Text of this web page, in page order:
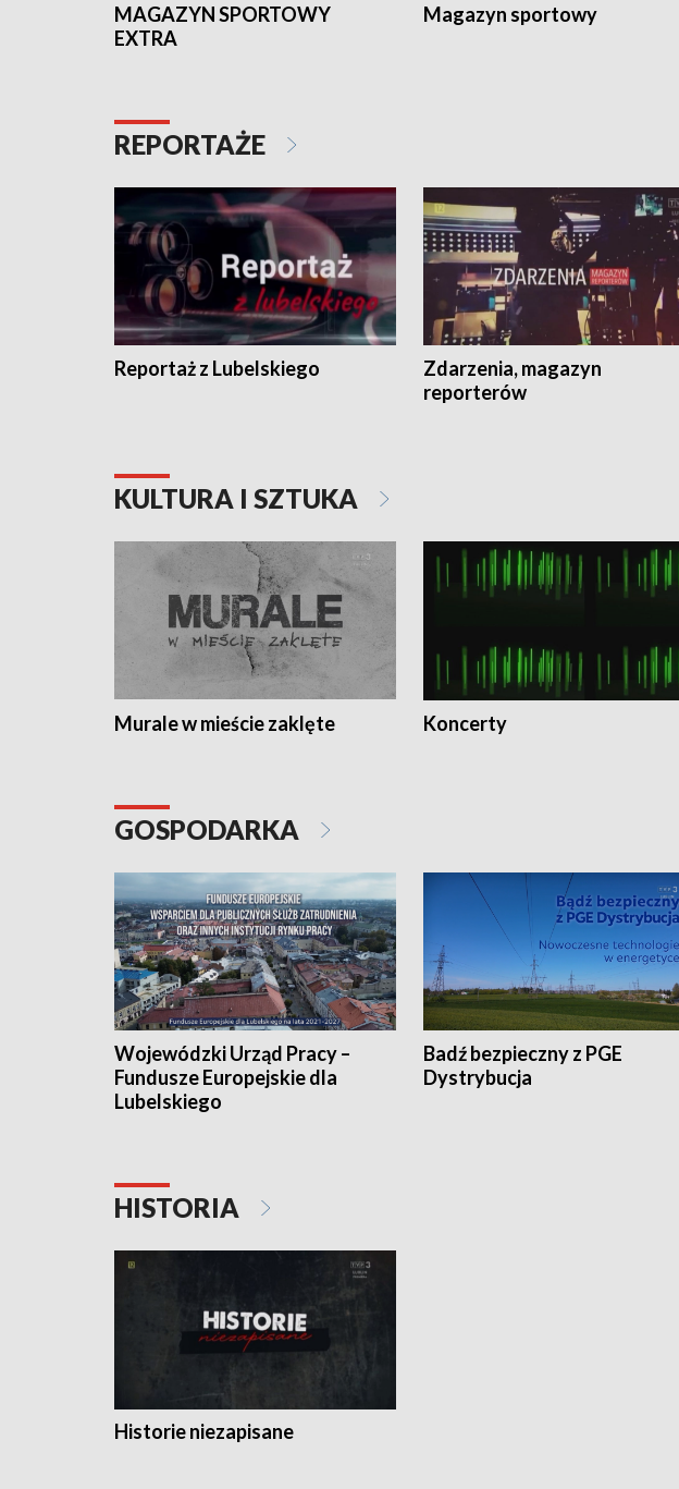
MAGAZYN SPORTOWY
EXTRA
Magazyn sportowy
REPORTAŻE
Reportaż z Lubelskiego
Zdarzenia, magazyn
reporterów
KULTURA I SZTUKA
Murale w mieście zaklęte Koncerty
GOSPODARKA
Wojewódzki Urząd Pracy –
Fundusze Europejskie dla
Lubelskiego
Badź bezpieczny z PGE
Dystrybucja
HISTORIA
Historie niezapisane